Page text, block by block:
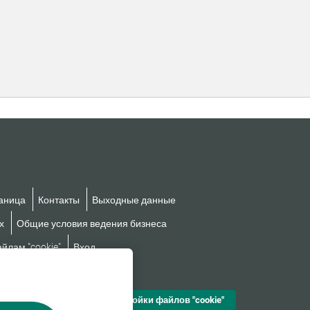
Контакты Выходные данные
Общие условия ведения бизнеса
"cookie" Вход
Настройки файлов "cookie"